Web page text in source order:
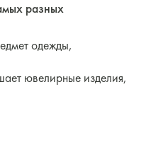
разных
одежды,
ювелирные изделия,